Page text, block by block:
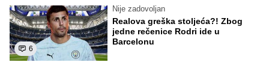
6
Nije zadovoljan
Realova greška stoljeća?! Zbog
jedne rečenice Rodri ide u
Barcelonu